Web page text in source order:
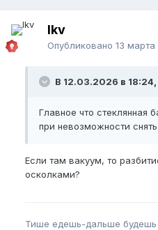
lkv
Опубликовано 13 марта
В 12.03.2026 в
Главное что стеклянная
при невозможности снять
Если там вакуум, то
осколками?
Тише едешь-дальше будешь